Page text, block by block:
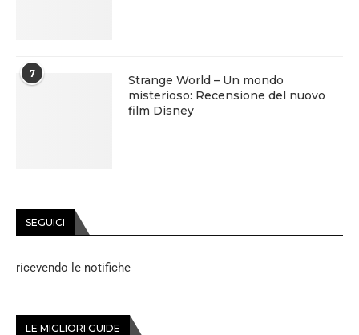
7
Strange World – Un mondo
misterioso: Recensione del nuovo
film Disney
SEGUICI
ricevendo le notifiche
LE MIGLIORI GUIDE